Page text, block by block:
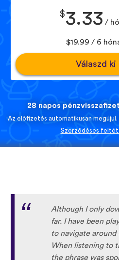
$3.33 /
$19.99 / 6
Válaszd ki
28 napos
Az előfizetés automatikusan
Szerződéses
Although I only
far. I have been
to navigate around
When listening to
the phrase was